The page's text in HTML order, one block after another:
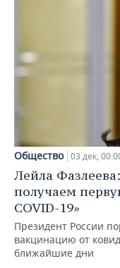
Общество 03 дек,
Лейла
получаем
СOVID-19»
Президент России
вакцинацию от
ближайшие дни